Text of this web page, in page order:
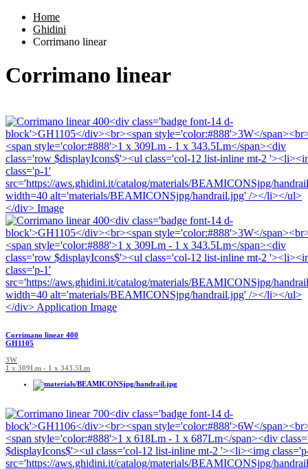
Home
Ghidini
Corrimano linear
Corrimano linear
Corrimano linear 400
GH1105
3W
1 x 309Lm - 1 x 343.5Lm